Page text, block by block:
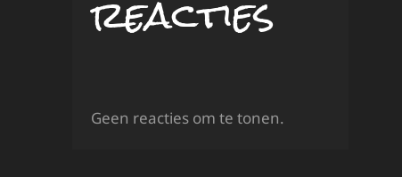
Geen reacties om te tonen.